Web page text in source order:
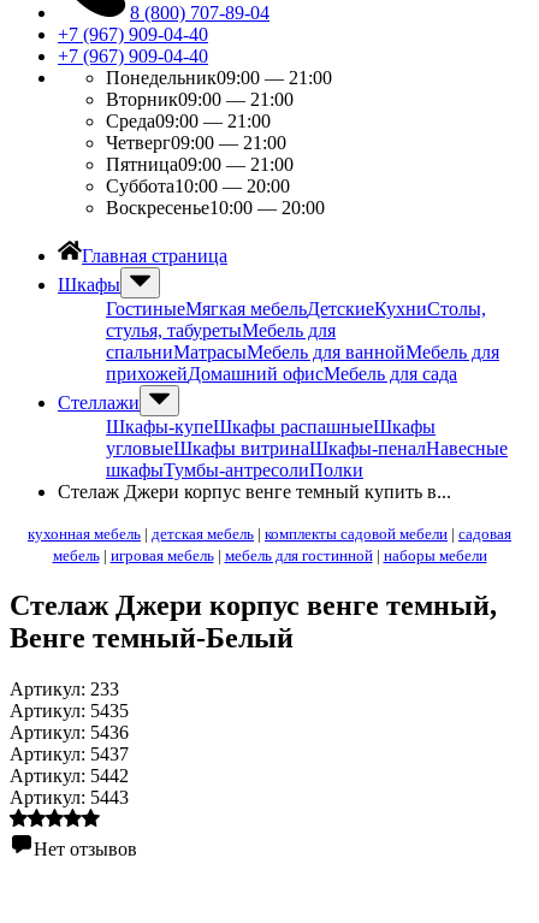
8 (800) 707-89-04
+7 (967) 909-04-40
+7 (967) 909-04-40
Понедельник09:00 — 21:00
Вторник09:00 — 21:00
Среда09:00 — 21:00
Четверг09:00 — 21:00
Пятница09:00 — 21:00
Суббота10:00 — 20:00
Воскресенье10:00 — 20:00
Главная страница
Шкафы
ГостиныеМягкая мебельДетскиеКухниСтолы,
стулья, табуретыМебель для
спальниМатрасыМебель для ваннойМебель для
прихожейДомашний офисМебель для сада
Стеллажи
Шкафы-купеШкафы распашныеШкафы
угловыеШкафы витринаШкафы-пеналНавесные
шкафыТумбы-антресолиПолки
Стелаж Джери корпус венге темный купить в...
кухонная мебель | детская мебель | комплекты садовой мебели | садовая
мебель| игровая мебель| мебель для гостинной| наборы мебели
Стелаж Джери корпус венге темный,
Венге темный-Белый
Артикул: 233
Артикул: 5435
Артикул: 5436
Артикул: 5437
Артикул: 5442
Артикул: 5443
Нет отзывов